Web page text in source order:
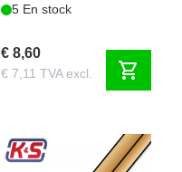
5 En stock
€ 8,60
€ 7,11 TVA excl. shopping_cart